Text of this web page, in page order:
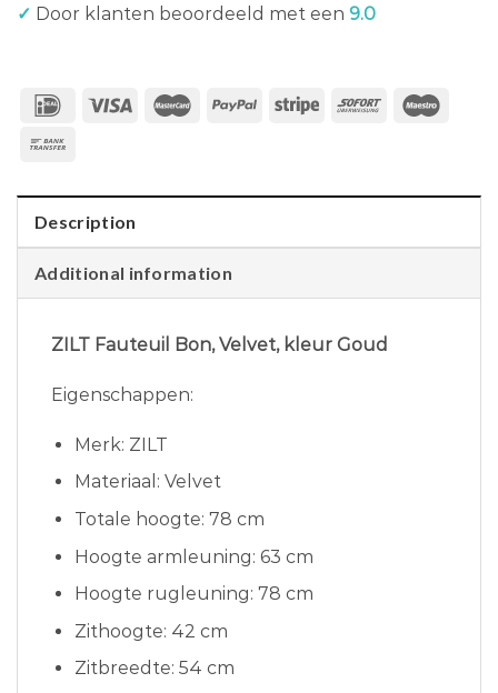
✓ Door klanten beoordeeld met een 9.0
Description
Additional information
ZILT Fauteuil Bon, Velvet, kleur Goud
Eigenschappen:
Merk: ZILT
Materiaal: Velvet
Totale hoogte: 78 cm
Hoogte armleuning: 63 cm
Hoogte rugleuning: 78 cm
Zithoogte: 42 cm
Zitbreedte: 54 cm